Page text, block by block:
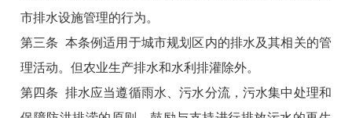
市排水设施管理的行为。
第三条 本条例适用于城市规划区内的排水及其相关的管
理活动。但农业生产排水和水利排灌除外。
第四条 排水应当遵循雨水、污水分流，污水集中处理和